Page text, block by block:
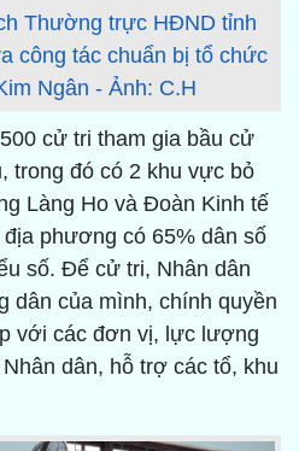
Thường trực HĐND tỉnh
công tác chuẩn bị tổ chức
Ngân - Ảnh: C.H
cử tri tham gia bầu cử
trong đó có 2 khu vực bỏ
Làng Ho và Đoàn Kinh tế
phương có 65% dân số
số. Để cử tri, Nhân dân
dân của mình, chính quyền
với các đơn vị, lực lượng
dân, hỗ trợ các tổ, khu